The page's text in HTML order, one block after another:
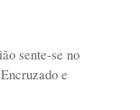
sente-se no
e